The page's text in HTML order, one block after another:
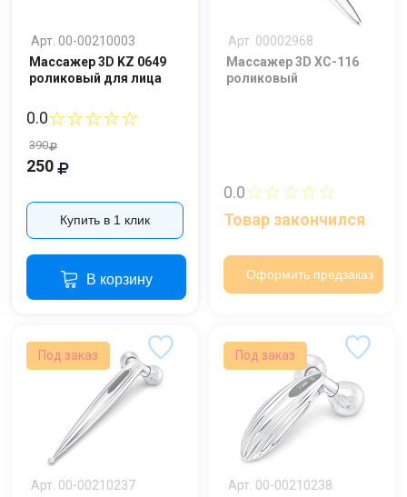
Арт. 00-00210003
Массажер 3D KZ 0649
роликовый для лица
0.0☆☆☆☆☆
390
250
Купить в 1 клик
В корзину
Арт. 00002968
Массажер 3D XC-116
роликовый
0.0☆☆☆☆☆
Товар закончился
Оформить предзаказ
Под заказ
Арт. 00-00210237
Под заказ
Арт. 00-00210238